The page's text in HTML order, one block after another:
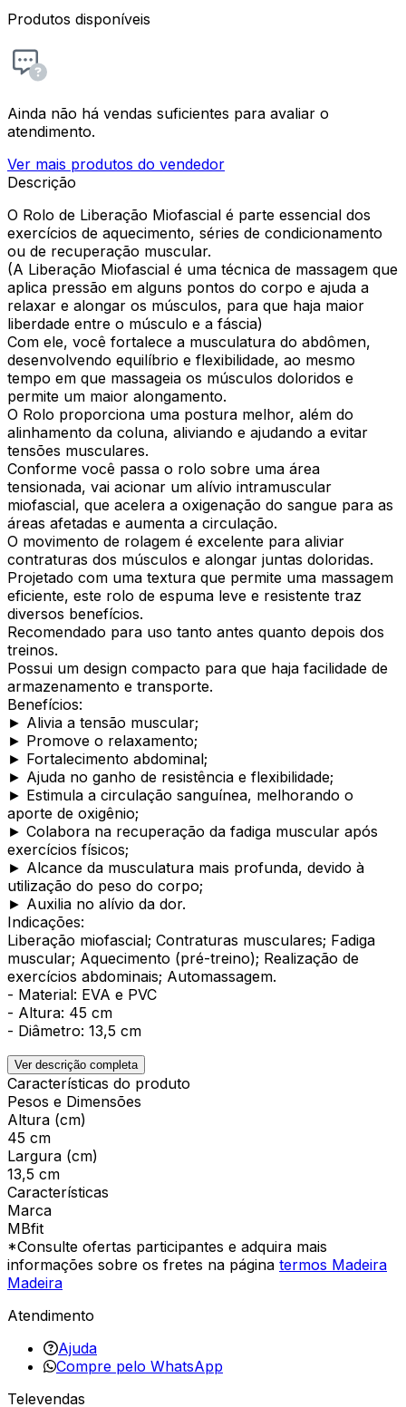
Produtos disponíveis
Ainda não há vendas suficientes para avaliar o
atendimento.
Ver mais produtos do vendedor
Descrição
O Rolo de Liberação Miofascial é parte essencial dos
exercícios de aquecimento, séries de condicionamento
ou de recuperação muscular.
(A Liberação Miofascial é uma técnica de massagem que
aplica pressão em alguns pontos do corpo e ajuda a
relaxar e alongar os músculos, para que haja maior
liberdade entre o músculo e a fáscia)
Com ele, você fortalece a musculatura do abdômen,
desenvolvendo equilíbrio e flexibilidade, ao mesmo
tempo em que massageia os músculos doloridos e
permite um maior alongamento.
O Rolo proporciona uma postura melhor, além do
alinhamento da coluna, aliviando e ajudando a evitar
tensões musculares.
Conforme você passa o rolo sobre uma área
tensionada, vai acionar um alívio intramuscular
miofascial, que acelera a oxigenação do sangue para as
áreas afetadas e aumenta a circulação.
O movimento de rolagem é excelente para aliviar
contraturas dos músculos e alongar juntas doloridas.
Projetado com uma textura que permite uma massagem
eficiente, este rolo de espuma leve e resistente traz
diversos benefícios.
Recomendado para uso tanto antes quanto depois dos
treinos.
Possui um design compacto para que haja facilidade de
armazenamento e transporte.
Benefícios:
► Alivia a tensão muscular;
► Promove o relaxamento;
► Fortalecimento abdominal;
► Ajuda no ganho de resistência e flexibilidade;
► Estimula a circulação sanguínea, melhorando o
aporte de oxigênio;
► Colabora na recuperação da fadiga muscular após
exercícios físicos;
► Alcance da musculatura mais profunda, devido à
utilização do peso do corpo;
► Auxilia no alívio da dor.
Indicações:
Liberação miofascial; Contraturas musculares; Fadiga
muscular; Aquecimento (pré-treino); Realização de
exercícios abdominais; Automassagem.
- Material: EVA e PVC
- Altura: 45 cm
- Diâmetro: 13,5 cm
Ver descrição completa
Características do produto
Pesos e Dimensões
Altura (cm)
45 cm
Largura (cm)
13,5 cm
Características
Marca
MBfit
*Consulte ofertas participantes e adquira mais
informações sobre os fretes na página termos Madeira
Madeira
Atendimento
Ajuda
Compre pelo WhatsApp
Televendas